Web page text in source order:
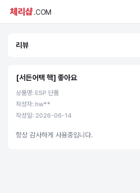
체리샵.COM
리뷰
[서든어택 핵] 좋아요
상품명: ESP 단품
작성자: hw**
작성일: 2026-06-14
항상 감사하게 사용중입니다.